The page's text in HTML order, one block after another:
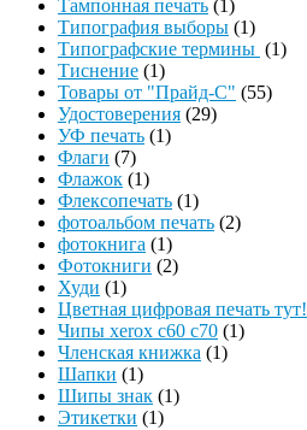
Тампонная печать (1)
Типография выборы (1)
Типографские термины (1)
Тиснение (1)
Товары от "Прайд-С" (55)
Удостоверения (29)
УФ печать (1)
Флаги (7)
Флажок (1)
Флексопечать (1)
фотоальбом печать (2)
фотокнига (1)
Фотокниги (2)
Худи (1)
Цветная цифровая печать тут!
Чипы xerox c60 c70 (1)
Членская книжка (1)
Шапки (1)
Шипы знак (1)
Этикетки (1)